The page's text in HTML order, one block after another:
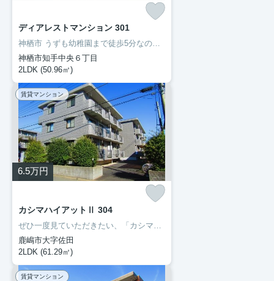
ディアレストマンション 301
神栖市 うずも幼稚園まで徒歩5分なので、送り迎えも楽です。ネットの回線を導入しています、パソコンが使えて暮らしに嬉しい。転居先に住み心地も良いこちらの賃貸物件。充実した新生活を過ごしましょう。豊成管理システムは長年、神栖市を中心にお部屋探しをサポートして参りましたので、お部屋探しには自信があります。
神栖市知手中央６丁目
2LDK (50.96㎡)
賃貸マンション
6.5万円
カシマハイアットⅡ 304
ぜひ一度見ていただきたい、「カシマハイアットⅡ」です。セブン-イレブン鹿嶋宮中南店まで徒歩6分と近場にコンビニがあるのもポイント。転居先に住み心地も良いこちらの賃貸物件。充実した新生活を過ごしましょう。豊成管理システムでは、お客様に合わせてお部屋をご紹介いたします。0299-97-0800からご希望の条件をお申しつけ下さい。
鹿嶋市大字佐田
2LDK (61.29㎡)
賃貸マンション